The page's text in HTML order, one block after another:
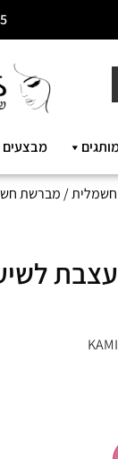
מבצעים